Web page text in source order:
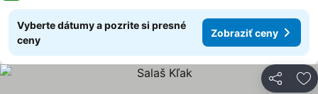
Vyberte dátumy a pozrite si presné
ceny
Zobraziť ceny
Zdieľať